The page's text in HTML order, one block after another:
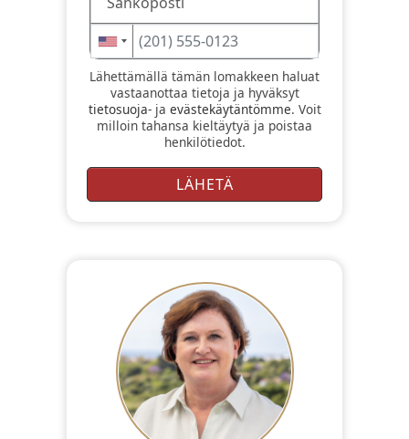
Lähettämällä tämän lomakkeen haluat
vastaanottaa tietoja ja hyväksyt
tietosuoja-ja evästekäytäntömme. Voit
milloin tahansa kieltäytyä ja poistaa
henkilötiedot.